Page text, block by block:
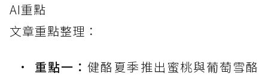
AI重點
文章重點整理：
重點一：健酪夏季推出蜜桃與葡萄雪酪